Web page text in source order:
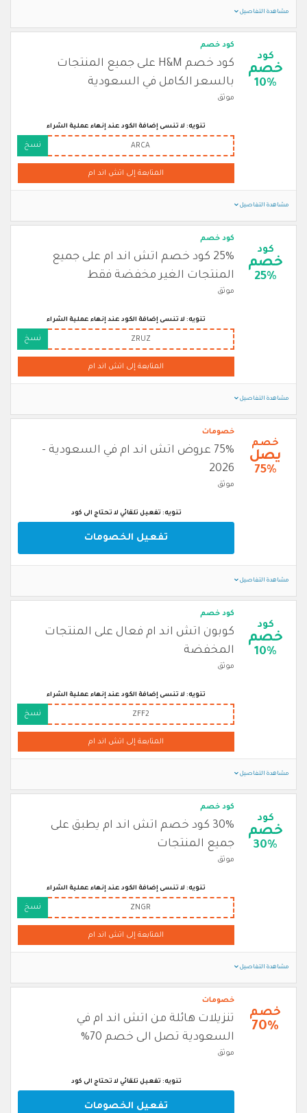
مشاهدة التفاصيل
كود
خصم
10%
كود خصم
كود خصم H&M على جميع المنتجات
بالسعر الكامل في السعودية
موثق
تنويه: لا تنسى إضافة الكود عند إنهاء عملية الشراء
ARCA نسخ
المتابعة إلى اتش اند ام
مشاهدة التفاصيل
كود
خصم
25%
كود خصم
25% كود خصم اتش اند ام على جميع
المنتجات الغير مخفضة فقط
موثق
تنويه: لا تنسى إضافة الكود عند إنهاء عملية الشراء
ZRUZ نسخ
المتابعة إلى اتش اند ام
مشاهدة التفاصيل
خصم
يصل
75%
خصومات
75% عروض اتش اند ام في السعودية -
2026
موثق
تنويه: تفعيل تلقائي لا تحتاج الى كود
تفعيل الخصومات
مشاهدة التفاصيل
كود
خصم
10%
كود خصم
كوبون اتش اند ام فعال على المنتجات
المخفضة
موثق
تنويه: لا تنسى إضافة الكود عند إنهاء عملية الشراء
ZFF2 نسخ
المتابعة إلى اتش اند ام
مشاهدة التفاصيل
كود
خصم
30%
كود خصم
30% كود خصم اتش اند ام يطبق على
جميع المنتجات
موثق
تنويه: لا تنسى إضافة الكود عند إنهاء عملية الشراء
ZNGR نسخ
المتابعة إلى اتش اند ام
مشاهدة التفاصيل
خصم
70%
خصومات
تنزيلات هائلة من اتش اند ام في
السعودية تصل الى خصم 70%
موثق
تنويه: تفعيل تلقائي لا تحتاج الى كود
تفعيل الخصومات